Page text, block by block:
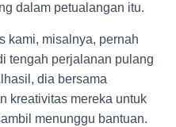
dalam petualangan itu.
kami, misalnya, pernah
tengah perjalanan pulang
dia bersama
kreativitas mereka untuk
menunggu bantuan.